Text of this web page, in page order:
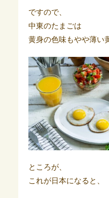
ですので、
中東のたまごは
黄身の色味もやや薄い
ところが、
これが日本になると、